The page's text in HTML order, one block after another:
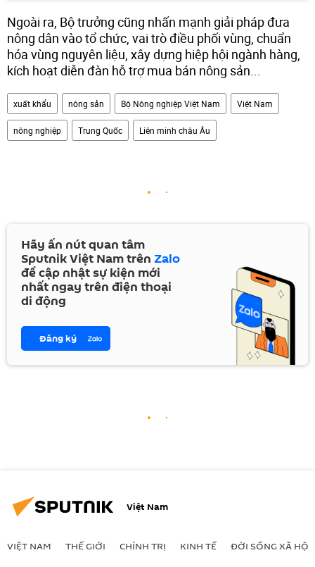
Ngoài ra, Bộ trưởng cũng nhấn mạnh giải pháp đưa
nông dân vào tổ chức, vai trò điều phối vùng, chuẩn
hóa vùng nguyên liệu, xây dựng hiệp hội ngành hàng,
kích hoạt diễn đàn hỗ trợ mua bán nông sản...
xuất khẩu nông sản Bộ Nông nghiệp Việt Nam Việt Nam
nông nghiệp Trung Quốc Liên minh châu Âu
Hãy ấn nút quan tâm
Sputnik Việt Nam trên Zalo
để cập nhật sự kiện mới
nhất ngay trên điện thoại
di động
Đăng ký
Việt Nam
VIỆT NAM THẾ GIỚI CHÍNH TRỊ KINH TẾ ĐỜI SỐNG XÃ HỘI